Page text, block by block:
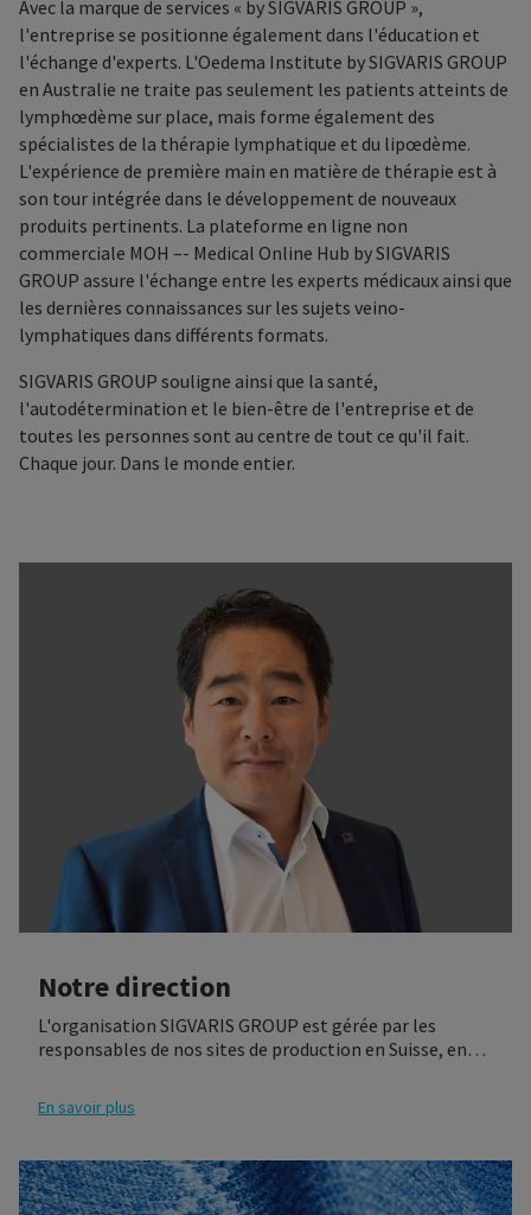
Avec la marque de services « by SIGVARIS GROUP »,
l'entreprise se positionne également dans l'éducation et
l'échange d'experts. L'Oedema Institute by SIGVARIS GROUP
en Australie ne traite pas seulement les patients atteints de
lymphœdème sur place, mais forme également des
spécialistes de la thérapie lymphatique et du lipœdème.
L'expérience de première main en matière de thérapie est à
son tour intégrée dans le développement de nouveaux
produits pertinents. La plateforme en ligne non
commerciale MOH –- Medical Online Hub by SIGVARIS
GROUP assure l'échange entre les experts médicaux ainsi que
les dernières connaissances sur les sujets veino-
lymphatiques dans différents formats.
SIGVARIS GROUP souligne ainsi que la santé,
l'autodétermination et le bien-être de l'entreprise et de
toutes les personnes sont au centre de tout ce qu'il fait.
Chaque jour. Dans le monde entier.
Notre direction
L'organisation SIGVARIS GROUP est gérée par les
responsables de nos sites de production en Suisse, en
que par les chefs des équipes des fonctions globales. Ils
forment le Comité Exécutif de SIGVARIS (SEC) et le
En savoir plus